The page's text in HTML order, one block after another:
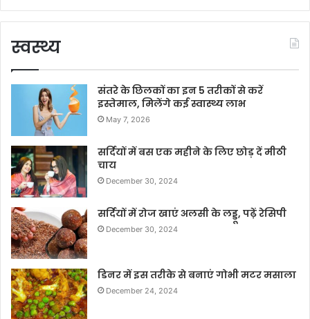
स्वस्थ्य
संतरे के छिलकों का इन 5 तरीकों से करें
इस्तेमाल, मिलेंगे कई स्वास्थ्य लाभ
May 7, 2026
सर्दियों में बस एक महीने के लिए छोड़ दें मीठी
चाय
December 30, 2024
सर्दियों में रोज खाएं अलसी के लड्डू, पढ़ें रेसिपी
December 30, 2024
डिनर में इस तरीके से बनाएं गोभी मटर मसाला
December 24, 2024